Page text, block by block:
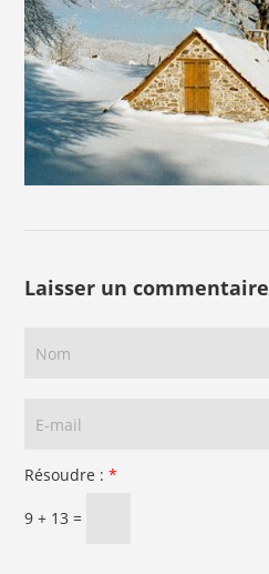
Laisser un commentaire
Résoudre :*
9 + 13 =